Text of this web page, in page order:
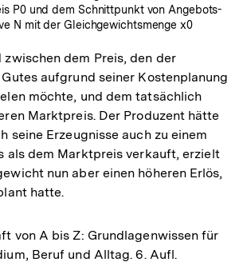
P0 und dem Schnittpunkt von Angebots-
N mit der Gleichgewichtsmenge x0
dem Preis, den der
aufgrund seiner Kostenplanung
möchte, und dem tatsächlich
Marktpreis. Der Produzent hätte
seine Erzeugnisse auch zu einem
als dem Marktpreis verkauft, erzielt
nun aber einen höheren Erlös,
hatte.
von A bis Z: Grundlagenwissen für
Beruf und Alltag. 6. Aufl.